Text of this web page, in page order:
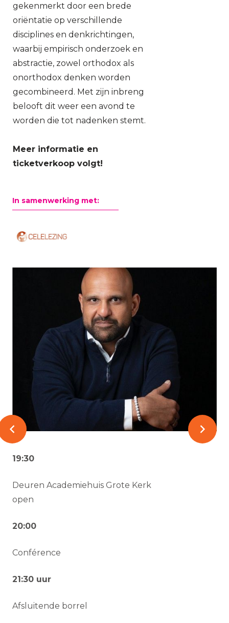
gekenmerkt door een brede
oriëntatie op verschillende
disciplines en denkrichtingen,
waarbij empirisch onderzoek en
abstractie, zowel orthodox als
onorthodox denken worden
gecombineerd. Met zijn inbreng
belooft dit weer een avond te
worden die tot nadenken stemt.
Meer informatie en
ticketverkoop volgt!
In samenwerking met:
19:30
Deuren Academiehuis Grote Kerk
open
20:00
Conférence
21:30 uur
Afsluitende borrel